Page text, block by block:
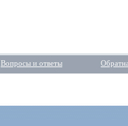
Вопросы и ответы